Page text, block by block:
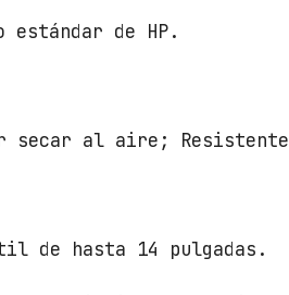
de HP.
secar al aire; Resistente
de hasta 14 pulgadas.